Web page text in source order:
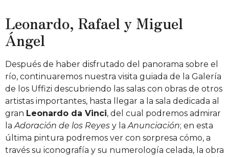
Leonardo, Rafael y Miguel
Ángel
Después de haber disfrutado del panorama sobre el
río, continuaremos nuestra visita guiada de la Galería
de los Uffizi descubriendo las salas con obras de otros
artistas importantes, hasta llegar a la sala dedicada al
gran Leonardo da Vinci, del cual podremos admirar
laAdoración de los Reyes y laAnunciación; en esta
última pintura podremos ver con sorpresa cómo, a
través su iconografía y su numerología celada, la obra